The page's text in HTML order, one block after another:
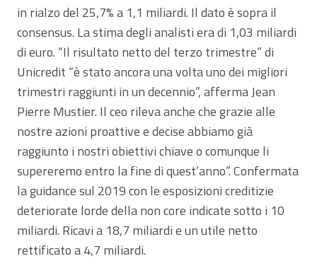
in rialzo del 25,7% a 1,1 miliardi. Il dato è sopra il
consensus. La stima degli analisti era di 1,03 miliardi
di euro. “Il risultato netto del terzo trimestre” di
Unicredit “è stato ancora una volta uno dei migliori
trimestri raggiunti in un decennio”, afferma Jean
Pierre Mustier. Il ceo rileva anche che grazie alle
nostre azioni proattive e decise abbiamo già
raggiunto i nostri obiettivi chiave o comunque li
supereremo entro la fine di quest’anno”. Confermata
la guidance sul 2019 con le esposizioni creditizie
deteriorate lorde della non core indicate sotto i 10
miliardi. Ricavi a 18,7 miliardi e un utile netto
rettificato a 4,7 miliardi.